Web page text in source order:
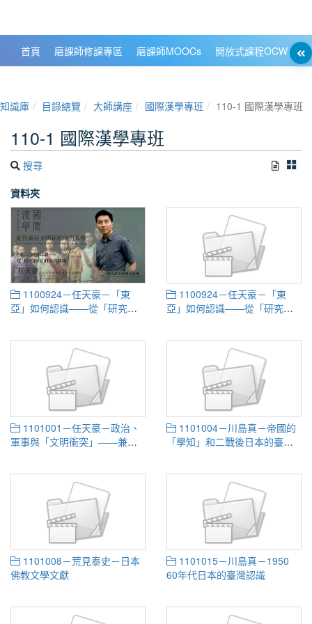
首頁 磨課師修課專區 磨課師MOOCs 開放式課程OCW
知識庫 目錄總覽 大師講座 國際漢學專班 110-1 國際漢學專班
110-1 國際漢學專班
搜尋
資料夾
1100924－任天豪－「東
亞」如何認識——從「研究取
1100924－任天豪－「東
亞」如何認識——從「研究取
1101001－任天豪－政治、
軍事與「文明衝突」——兼談
1101004－川島真－帝國的
「學知」和二戰後日本的臺灣
1101008－荒見泰史－日本
佛教文學文獻
1101015－川島真－1950
60年代日本的臺灣認識